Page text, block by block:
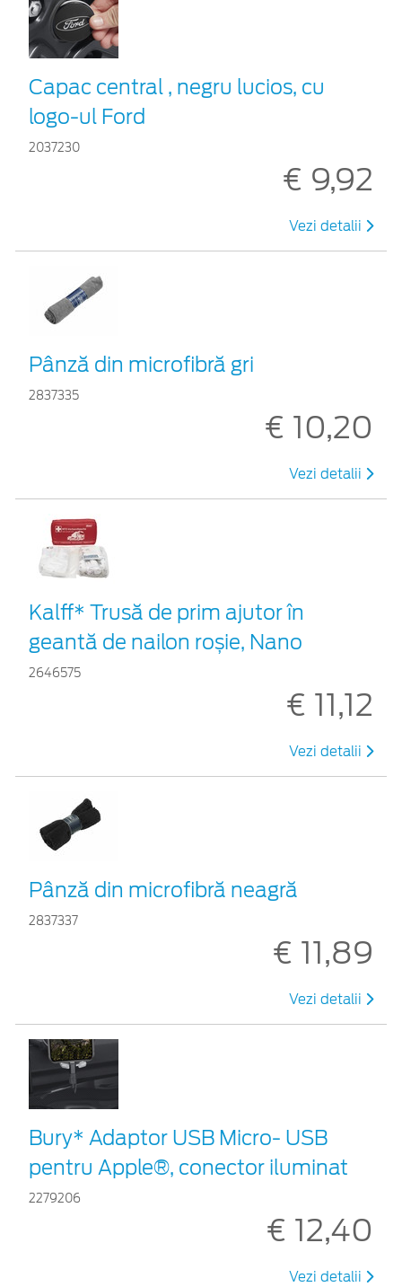
Capac central , negru lucios, cu
logo-ul Ford
2037230
€ 9,92
Vezi detalii
Pânză din microfibră gri
2837335
€ 10,20
Vezi detalii
Kalff* Trusă de prim ajutor în
geantă de nailon roșie, Nano
2646575
€ 11,12
Vezi detalii
Pânză din microfibră neagră
2837337
€ 11,89
Vezi detalii
Bury* Adaptor USB Micro- USB
pentru Apple®, conector iluminat
2279206
€ 12,40
Vezi detalii